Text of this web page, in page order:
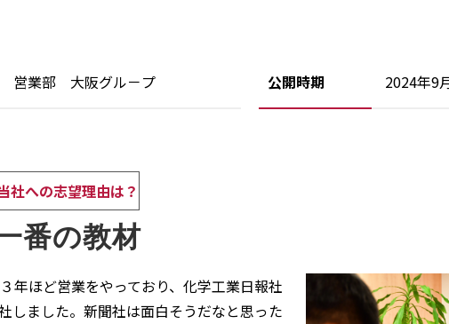
営業部 大阪グル－プ 公開時期 2024年9
社への志望理由は？
番の教材
年ほど営業をやっており、化学工業日報社
しました。新聞社は面白そうだなと思った